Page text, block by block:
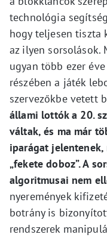
technológia
hogy teljesen tiszta
az ilyen
ugyan több ezer
részében a játék
szervezőkbe vetett
állami lottók a 20.
váltak, és ma már
iparágat
„fekete doboz”. A
algoritmusai nem
nyeremények
botrány is
rendszerek